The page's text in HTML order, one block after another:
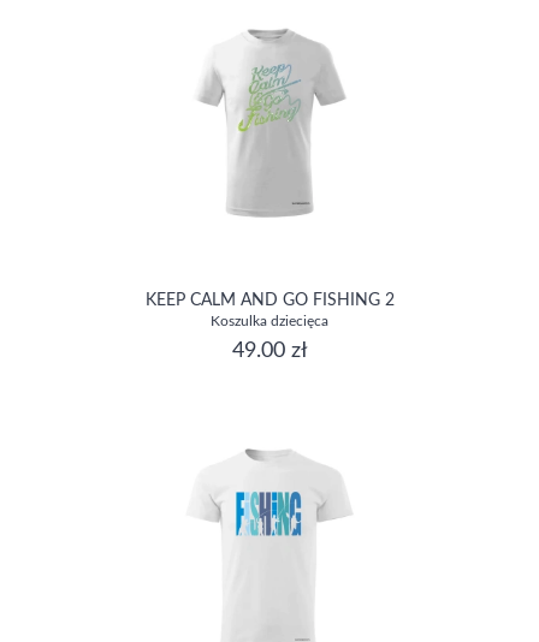
KEEP CALM AND GO FISHING 2
Koszulka dziecięca
49.00 zł